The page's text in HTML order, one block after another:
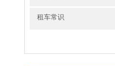
租车常识